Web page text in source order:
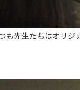
先生たちはオリジ